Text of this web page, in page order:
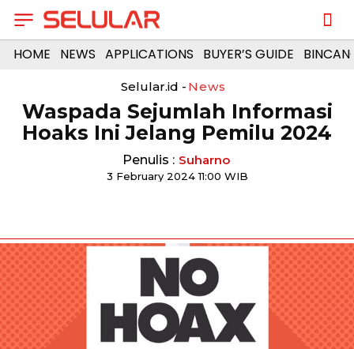
HOME NEWS APPLICATIONS BUYER’S GUIDE
Selular.id - News
Waspada Sejumlah Informasi
Hoaks Ini Jelang Pemilu 2024
Penulis : Suharno
3 February 2024 11:00 WIB